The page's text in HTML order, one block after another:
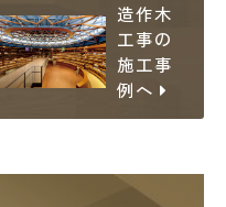
造作木
工事の
施工事
例へ